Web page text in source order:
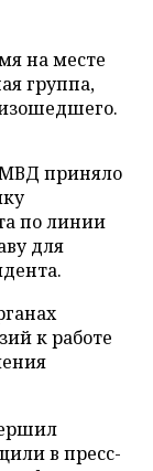
на месте
группа,
приняло
по линии
для
к работе
в пресс-